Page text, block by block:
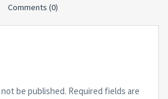
Comments (0)
be published. Required fields are